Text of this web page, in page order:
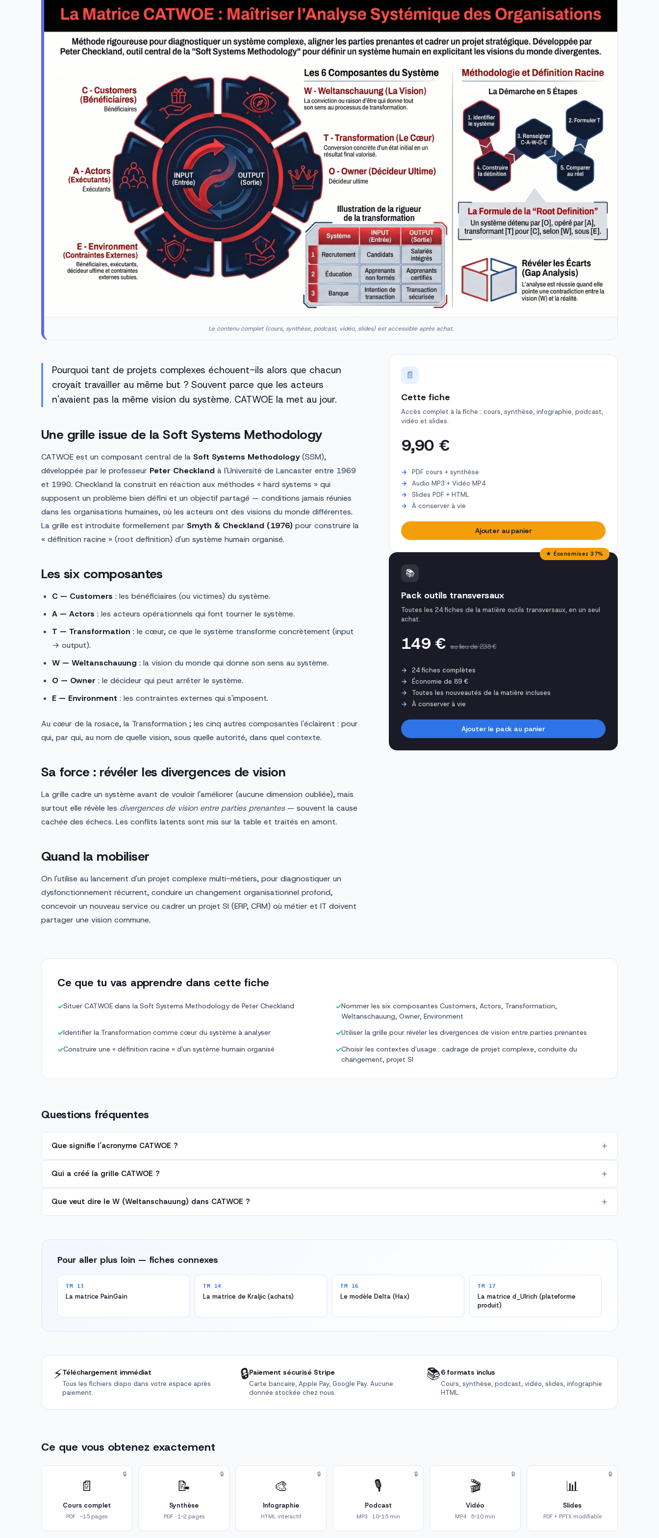
Le contenu complet (cours, synthèse, podcast, vidéo, slides) est accessible après achat.
Pourquoi tant de projets complexes échouent-ils alors que chacun
croyait travailler au même but ? Souvent parce que les acteurs
n'avaient pas la même vision du système. CATWOE la met au jour.
Une grille issue de la Soft Systems Methodology
CATWOE est un composant central de la Soft Systems Methodology(SSM),
développée par le professeur Peter Checkland à l'Université de Lancaster entre 1969
et 1990. Checkland la construit en réaction aux méthodes « hard systems » qui
supposent un problème bien défini et un objectif partagé — conditions jamais réunies
dans les organisations humaines, où les acteurs ont des visions du monde différentes.
La grille est introduite formellement par Smyth & Checkland (1976) pour construire la
« définition racine » (root definition) d'un système humain organisé.
Les six composantes
C — Customers : les bénéficiaires (ou victimes) du système.
A — Actors : les acteurs opérationnels qui font tourner le système.
T — Transformation : le cœur, ce que le système transforme concrètement (input
→ output).
W — Weltanschauung : la vision du monde qui donne son sens au système.
O — Owner : le décideur qui peut arrêter le système.
E — Environment : les contraintes externes qui s'imposent.
Au cœur de la rosace, la Transformation ; les cinq autres composantes l'éclairent : pour
qui, par qui, au nom de quelle vision, sous quelle autorité, dans quel contexte.
Sa force : révéler les divergences de vision
La grille cadre un système avant de vouloir l'améliorer (aucune dimension oubliée), mais
surtout elle révèle les divergences de vision entre parties prenantes— souvent la cause
cachée des échecs. Les conflits latents sont mis sur la table et traités en amont.
Quand la mobiliser
On l'utilise au lancement d'un projet complexe multi-métiers, pour diagnostiquer un
dysfonctionnement récurrent, conduire un changement organisationnel profond,
concevoir un nouveau service ou cadrer un projet SI (ERP, CRM) où métier et IT doivent
partager une vision commune.
📄
Cette fiche
Accès complet à la fiche : cours, synthèse, infographie, podcast,
vidéo et slides.
9,90 €
PDF cours + synthèse
Audio MP3 + Vidéo MP4
Slides PDF + HTML
À conserver à vie
Ajouter au panier
★ Économisez 37%
📚
Pack outils transversaux
Toutes les 24 fiches de la matière outils transversaux, en un seul
achat.
149 €au lieu de 238 €
24 fiches complètes
Économie de 89 €
Toutes les nouveautés de la matière incluses
À conserver à vie
Ajouter le pack au panier
Ce que tu vas apprendre dans cette fiche
✓Situer CATWOE dans la Soft Systems Methodology de Peter Checkland ✓Nommer les six composantes Customers, Actors, Transformation,
Weltanschauung, Owner, Environment
✓Identifier la Transformation comme cœur du système à analyser ✓Utiliser la grille pour révéler les divergences de vision entre parties prenantes
✓Construire une « définition racine » d'un système humain organisé ✓Choisir les contextes d'usage : cadrage de projet complexe, conduite du
changement, projet SI
Questions fréquentes
Que signifie l'acronyme CATWOE ?
Qui a créé la grille CATWOE ?
Que veut dire le W (Weltanschauung) dans CATWOE ?
Pour aller plus loin — fiches connexes
TM 13
La matrice PainGain
TM 14
La matrice de Kraljic (achats)
TM 16
Le modèle Delta (Hax)
TM 17
La matrice d_Ulrich (plateforme
produit)
⚡Téléchargement immédiat
Tous les fichiers dispo dans votre espace après
paiement.
🔒Paiement sécurisé Stripe
Carte bancaire, Apple Pay, Google Pay. Aucune
donnée stockée chez nous.
📚6 formats inclus
Cours, synthèse, podcast, vidéo, slides, infographie
HTML.
Ce que vous obtenez exactement
📄
Cours complet
PDF · ~15 pages
🔒
📝
Synthèse
PDF · 1-2 pages
🔒
🎨
Infographie
HTML interactif
🔒
🎙️
Podcast
MP3 · 10-15 min
🔒
🎬
Vidéo
MP4 · 5-10 min
🔒
📊
Slides
PDF + PPTX modifiable
🔒